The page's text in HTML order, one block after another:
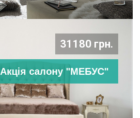
31180 грн.
Акція салону "МЕБУС"